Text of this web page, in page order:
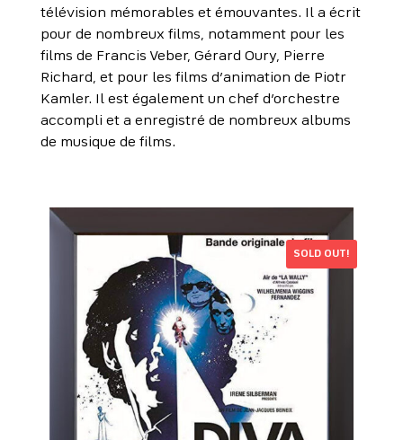
télévision mémorables et émouvantes. Il a écrit
pour de nombreux films, notamment pour les
films de Francis Veber, Gérard Oury, Pierre
Richard, et pour les films d’animation de Piotr
Kamler. Il est également un chef d’orchestre
accompli et a enregistré de nombreux albums
de musique de films.
SOLD OUT!